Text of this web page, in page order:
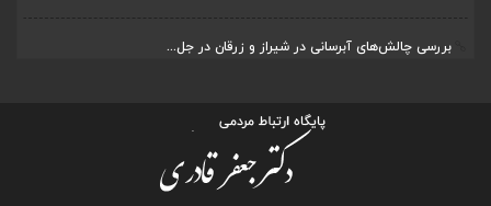
بررسی چالش‌های آبرسانی در شیراز و زرقان در جل...